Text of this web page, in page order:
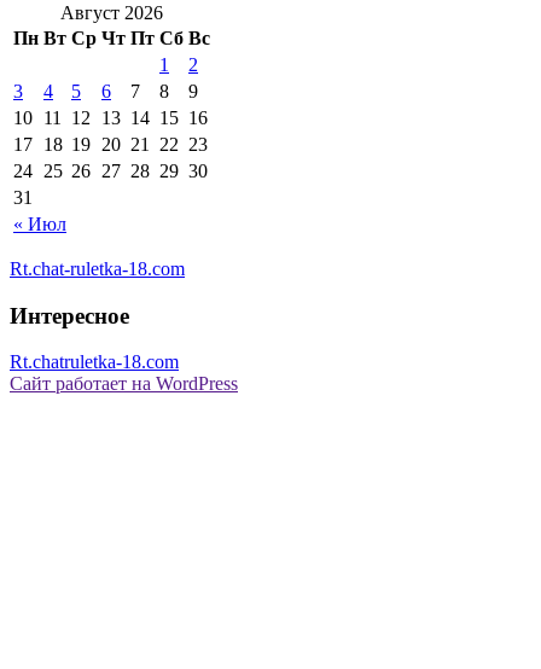
Август 2026
Пн Вт Ср Чт Пт Сб Вс
« Июл
1
2
3
4 5 6 7 8
9
10 11 12 13 14 15 16
17 18 19 20 21 22 23
24 25 26 27 28 29 30
31
Rt.chat-ruletka-18.com
Интересное
Rt.chatruletka-18.com
Сайт работает на WordPress